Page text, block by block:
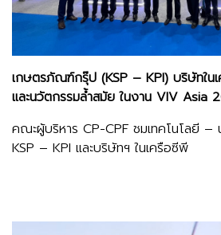
เกษตรภัณฑ์กรุ๊ป (KSP – KPI) บริษัทใน
และนวัตกรรมล้ำสมัย ในงาน VIV Asia
คณะผู้บริหาร CP-CPF ชมเทคโนโลยี –
KSP – KPI และบริษัทฯ ในเครือซีพี